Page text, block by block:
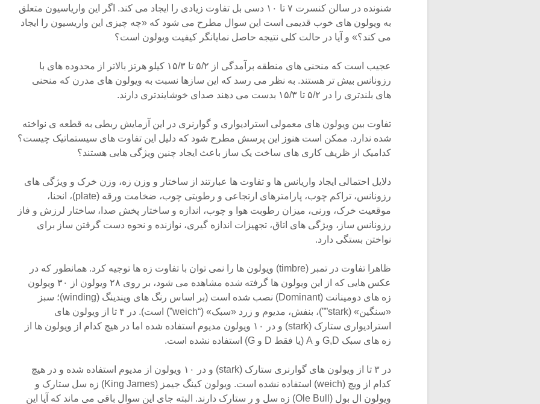
شنونده در سالن کنسرت ۷ تا ۱۰ دسی بل تفاوت زیادی را ایجاد می کند. اگر این واریاسیون متعلق
به ویولون های خوب قدیمی است این سوال مطرح می شود که «چه چیزی این واریسیون را ایجاد
می کند؟» و آیا در حالت کلی نتیجه حاصل نمایانگر کیفیت ویولون است؟
عجیب است که منحنی های منطقه برآمدگی از ۵/۲ تا ۱۵/۳ کیلو هرتز بالاتر از محدوده های با
رزونانس بیش تر هستند. به نظر می رسد که این سازها نسبت به ویولون های مدرن که منحنی
های بلندتری را در ۵/۲ تا ۱۵/۳ بدست می دهند صدای خوشایندتری دارند.
تفاوت بین ویولون های معمولی استرادیواری و گوارنری در این آزمایش ربطی به قطعه ی نواخته
شده ندارد. ممکن است هنوز این پرسش مطرح شود که دلیل این تفاوت های سیستماتیک چیست؟
کدامیک از ظریف کاری های ساخت یک ساز باعث ایجاد چنین ویژگی هایی هستند؟
دلایل احتمالی ایجاد واریانس ها و تفاوت ها عبارتند از ساختار و وزن زه، وزن خرک و ویژگی های
رزونانس، تراکم چوب، پارامترهای ارتجاعی و رطوبتی چوب، ضخامت ورقه (plate)، انحنا،
موقعیت خرک، ورنی، میزان رطوبت هوا و چوب، اندازه و ساختار پخش صدا، ساختار لرزش و فاز
رزونانس ساز، ویژگی های اتاق، تجهیزات اندازه گیری، نوازنده و نحوه دست گرفتن ساز برای
نواختن بستگی دارد.
ظاهرا تفاوت در تمبر (timbre) ویولون ها را نمی توان با تفاوت زه ها توجیه کرد. همانطور که در
عکس هایی که از این ویولون ها گرفته شده مشاهده می شود، بر روی ۲۸ ویولون از ۳۰ ویولون
زه های دومینانت (Dominant) نصب شده است (بر اساس رنگ های ویندینگ (winding)؛ سبز
«سنگین» (stark””)، بنفش، مدیوم و زرد «سبک» (“weich”) است). در ۴ تا از ویولون های
استرادیواری ستارک (stark) و در ۱۰ ویولون مدیوم استفاده شده اما در هیچ کدام از ویولون ها از
زه های سبک G,D و A (یا فقط D و G) استفاده نشده است.
در ۳ تا از ویولون های گوارنری ستارک (stark) و در ۱۰ ویولون از مدیوم استفاده شده و در هیچ
کدام از ویچ (weich) استفاده نشده است. ویولون کینگ جیمز (King James) زه سل ستارک و
ویولون ال بول (Ole Bull) زه سل و ر ستارک دارند. البته جای این سوال باقی می ماند که آیا این